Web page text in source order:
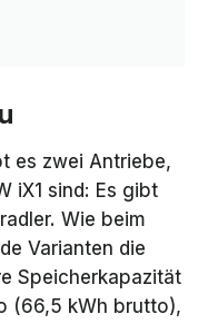
es zwei Antriebe,
iX1 sind: Es gibt
Wie beim
Varianten die
Speicherkapazität
(66,5 kWh brutto),